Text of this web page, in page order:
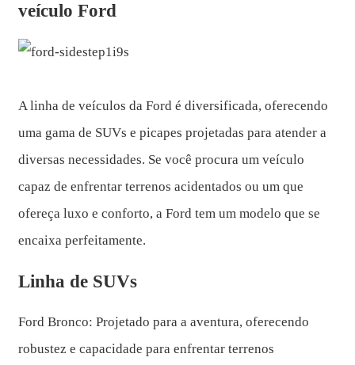
veículo Ford
A linha de veículos da Ford é diversificada, oferecendo
uma gama de SUVs e picapes projetadas para atender a
diversas necessidades. Se você procura um veículo
capaz de enfrentar terrenos acidentados ou um que
ofereça luxo e conforto, a Ford tem um modelo que se
encaixa perfeitamente.
Linha de SUVs
Ford Bronco: Projetado para a aventura, oferecendo
robustez e capacidade para enfrentar terrenos